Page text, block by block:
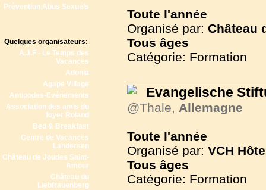
Prévention Abus Sexuels
Quelques organisateurs:
A.J.F - Le Temps des
Vacances
Adonia
Agape Village
Antipodes-Evénements
Association des amis du
foyer Roland
Bed & Breakfast
Centre de Vacances
Landersen
Château de Joudes Saint-
Amour
Château du
Liebfrauenberg
Toute l'année
Organisé par: Château
Tous âges
Catégorie: Formation
Evangelische
@Thale, Allemagne
Toute l'année
Organisé par: VCH
Tous âges
Catégorie: Formation